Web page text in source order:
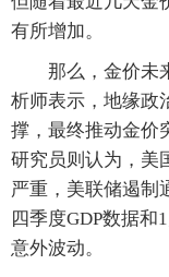
有所增加。
那么，金价未来
析师表示，地缘政
撑，最终推动金价
研究员则认为，美
严重，美联储遏制
四季度GDP数据和
意外波动。